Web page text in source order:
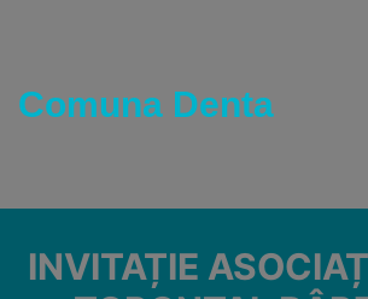
Comuna Denta
INVITAȚIE